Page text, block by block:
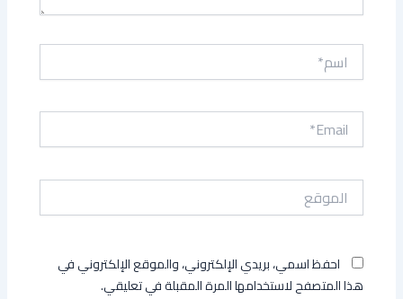
اسم*
Email*
الموقع
احفظ اسمي، بريدي الإلكتروني، والموقع الإلكتروني في
هذا المتصفح لاستخدامها المرة المقبلة في تعليقي.